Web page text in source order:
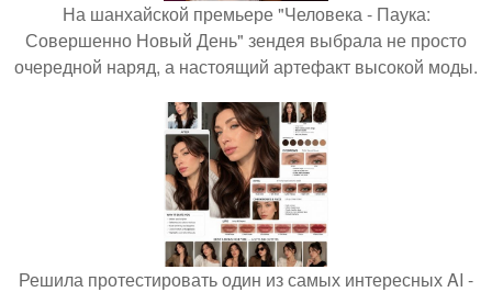
На шанхайской премьере "Человека - Паука:
Совершенно Новый День" зендея выбрала не просто
очередной наряд, а настоящий артефакт высокой моды.
Решила протестировать один из самых интересных AI -